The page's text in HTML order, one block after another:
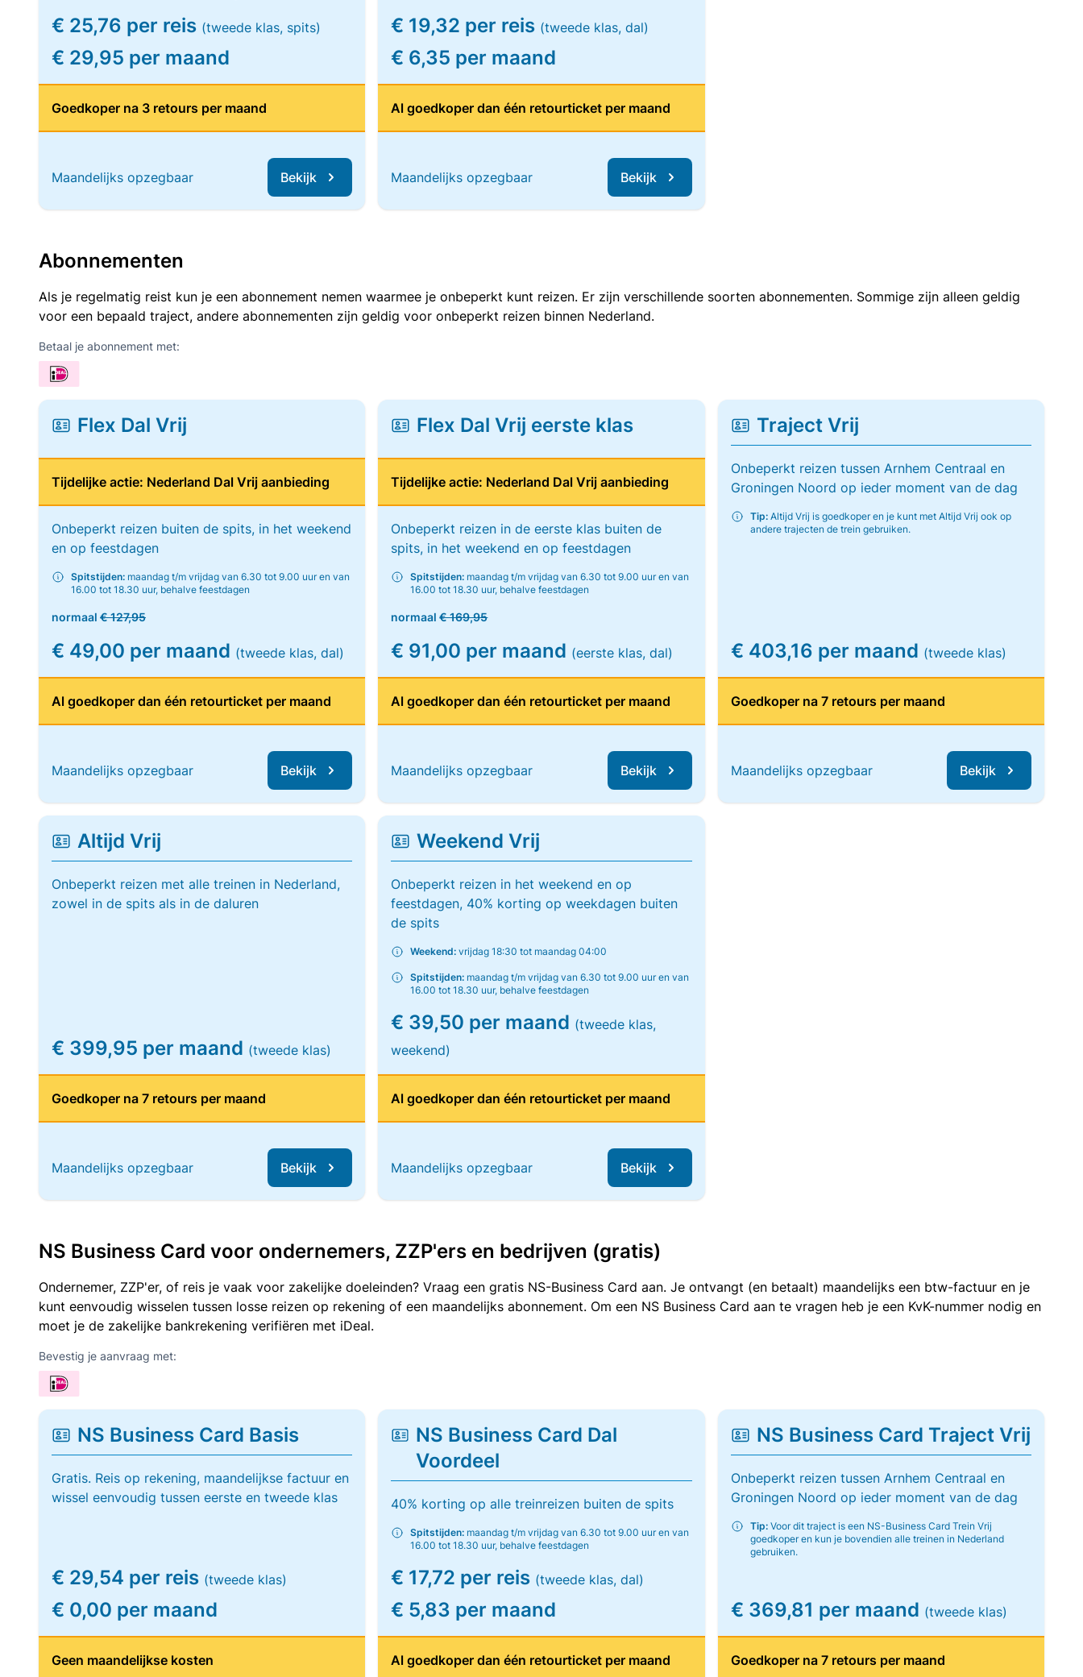
€ 25,76 per reis (tweede klas, spits)
€ 29,95 per maand
Goedkoper na 3 retours per maand
Maandelijks opzegbaar Bekijk
€ 19,32 per reis (tweede klas, dal)
€ 6,35 per maand
Al goedkoper dan één retourticket per maand
Maandelijks opzegbaar Bekijk
Abonnementen
Als je regelmatig reist kun je een abonnement nemen waarmee je onbeperkt kunt reizen. Er zijn verschillende soorten abonnementen. Sommige zijn alleen geldig
voor een bepaald traject, andere abonnementen zijn geldig voor onbeperkt reizen binnen Nederland.
Betaal je abonnement met:
Flex Dal Vrij
Tijdelijke actie: Nederland Dal Vrij aanbieding
Onbeperkt reizen buiten de spits, in het weekend
en op feestdagen
Spitstijden: maandag t/m vrijdag van 6.30 tot 9.00 uur en van
16.00 tot 18.30 uur, behalve feestdagen
normaal € 127,95
€ 49,00 per maand (tweede klas, dal)
Al goedkoper dan één retourticket per maand
Maandelijks opzegbaar Bekijk
Flex Dal Vrij eerste klas
Tijdelijke actie: Nederland Dal Vrij aanbieding
Onbeperkt reizen in de eerste klas buiten de
spits, in het weekend en op feestdagen
Spitstijden: maandag t/m vrijdag van 6.30 tot 9.00 uur en van
16.00 tot 18.30 uur, behalve feestdagen
normaal€ 169,95
€ 91,00 per maand (eerste klas, dal)
Al goedkoper dan één retourticket per maand
Maandelijks opzegbaar Bekijk
Traject Vrij
Onbeperkt reizen tussen Arnhem Centraal en
Groningen Noord op ieder moment van de dag
Tip:Altijd Vrij is goedkoper en je kunt met Altijd Vrij ook op
andere trajecten de trein gebruiken.
€ 403,16 per maand (tweede klas)
Goedkoper na 7 retours per maand
Maandelijks opzegbaar Bekijk
Altijd Vrij
Onbeperkt reizen met alle treinen in Nederland,
zowel in de spits als in de daluren
€ 399,95 per maand (tweede klas)
Goedkoper na 7 retours per maand
Maandelijks opzegbaar Bekijk
Weekend Vrij
Onbeperkt reizen in het weekend en op
feestdagen, 40% korting op weekdagen buiten
de spits
Weekend: vrijdag 18:30 tot maandag 04:00
Spitstijden: maandag t/m vrijdag van 6.30 tot 9.00 uur en van
16.00 tot 18.30 uur, behalve feestdagen
€ 39,50 per maand (tweede klas,
weekend)
Al goedkoper dan één retourticket per maand
Maandelijks opzegbaar Bekijk
NS Business Card voor ondernemers, ZZP'ers en bedrijven (gratis)
Ondernemer, ZZP'er, of reis je vaak voor zakelijke doeleinden? Vraag een gratis NS-Business Card aan. Je ontvangt (en betaalt) maandelijks een btw-factuur en je
kunt eenvoudig wisselen tussen losse reizen op rekening of een maandelijks abonnement. Om een NS Business Card aan te vragen heb je een KvK-nummer nodig en
moet je de zakelijke bankrekening verifiëren met iDeal.
Bevestig je aanvraag met:
NS Business Card Basis
Gratis. Reis op rekening, maandelijkse factuur en
wissel eenvoudig tussen eerste en tweede klas
€ 29,54 per reis (tweede klas)
€ 0,00 per maand
Geen maandelijkse kosten
NS Business Card Dal
Voordeel
40% korting op alle treinreizen buiten de spits
Spitstijden: maandag t/m vrijdag van 6.30 tot 9.00 uur en van
16.00 tot 18.30 uur, behalve feestdagen
€ 17,72 per reis (tweede klas, dal)
€ 5,83 per maand
Al goedkoper dan één retourticket per maand
NS Business Card Traject Vrij
Onbeperkt reizen tussen Arnhem Centraal en
Groningen Noord op ieder moment van de dag
Tip:Voor dit traject is een NS-Business Card Trein Vrij
goedkoper en kun je bovendien alle treinen in Nederland
gebruiken.
€ 369,81 per maand (tweede klas)
Goedkoper na 7 retours per maand